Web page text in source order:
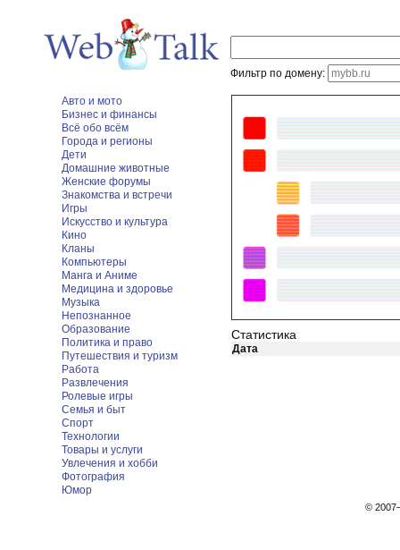
Фильтр по домену:
Авто и мото
Бизнес и финансы
Всё обо всём
Города и регионы
Дети
Домашние животные
Женские форумы
Знакомства и встречи
Игры
Искусство и культура
Кино
Кланы
Компьютеры
Манга и Аниме
Медицина и здоровье
Музыка
Непознанное
Образование
Политика и право
Путешествия и туризм
Работа
Развлечения
Ролевые игры
Семья и быт
Спорт
Технологии
Товары и услуги
Увлечения и хобби
Фотография
Юмор
Статистика
Дата
©